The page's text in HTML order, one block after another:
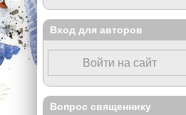
Вход для авторов
Войти на сайт
Вопрос священнику